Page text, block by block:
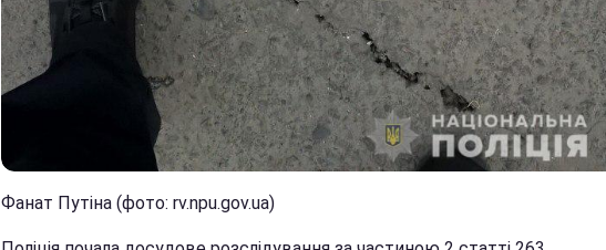
Фанат Путіна (фото: rv.npu.gov.ua)